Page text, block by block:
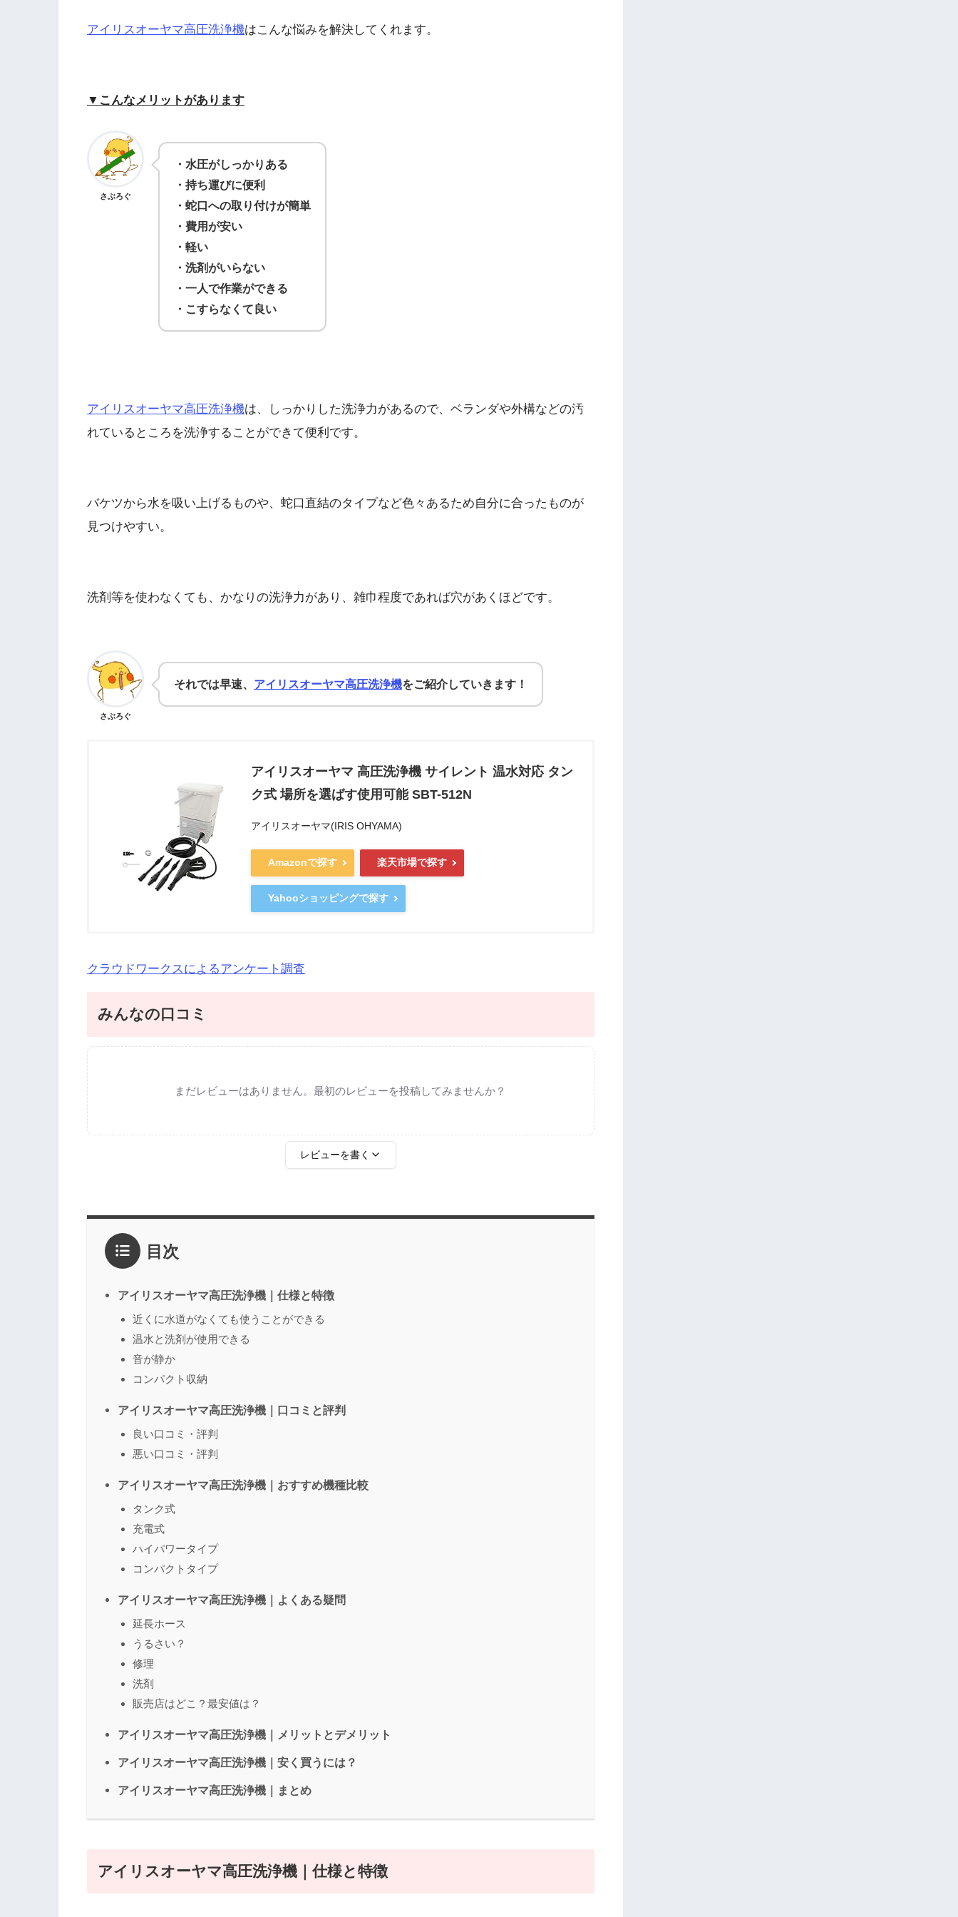
アイリスオーヤマ高圧洗浄機はこんな悩みを解決してくれます。
▼こんなメリットがあります
さぶろぐ
・水圧がしっかりある
・持ち運びに便利
・蛇口への取り付けが簡単
・費用が安い
・軽い
・洗剤がいらない
・一人で作業ができる
・こすらなくて良い
アイリスオーヤマ高圧洗浄機は、しっかりした洗浄力があるので、ベランダや外構などの汚
れているところを洗浄することができて便利です。
バケツから水を吸い上げるものや、蛇口直結のタイプなど色々あるため自分に合ったものが
見つけやすい。
洗剤等を使わなくても、かなりの洗浄力があり、雑巾程度であれば穴があくほどです。
さぶろぐ
それでは早速、 アイリスオーヤマ高圧洗浄機をご紹介していきます！
アイリスオーヤマ 高圧洗浄機 サイレント 温水対応 タン
ク式 場所を選ばす使用可能 SBT-512N
アイリスオーヤマ(IRIS OHYAMA)
Amazonで探す 楽天市場で探す
Yahooショッピングで探す
クラウドワークスによるアンケート調査
みんなの口コミ
まだレビューはありません。最初のレビューを投稿してみませんか？
レビューを書く
2点
1点
感想*
送信する
目次
アイリスオーヤマ高圧洗浄機｜仕様と特徴
近くに水道がなくても使うことができる
温水と洗剤が使用できる
音が静か
コンパクト収納
アイリスオーヤマ高圧洗浄機｜口コミと評判
良い口コミ・評判
悪い口コミ・評判
アイリスオーヤマ高圧洗浄機｜おすすめ機種比較
タンク式
充電式
ハイパワータイプ
コンパクトタイプ
アイリスオーヤマ高圧洗浄機｜よくある疑問
延長ホース
うるさい？
修理
洗剤
販売店はどこ？最安値は？
アイリスオーヤマ高圧洗浄機｜メリットとデメリット
アイリスオーヤマ高圧洗浄機｜安く買うには？
アイリスオーヤマ高圧洗浄機｜まとめ
アイリスオーヤマ高圧洗浄機 ｜仕様と特徴